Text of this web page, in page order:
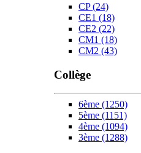
CP(24)
CE1 (18)
CE2 (22)
CM1 (18)
CM2 (43)
Collège
6ème (1250)
5ème (1151)
4ème (1094)
3ème (1288)